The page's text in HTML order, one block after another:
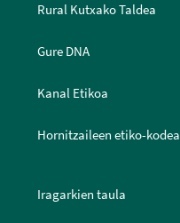
Rural Kutxako Taldea
Gure DNA
Kanal Etikoa
Hornitzaileen etiko-kodea
Iragarkien taula